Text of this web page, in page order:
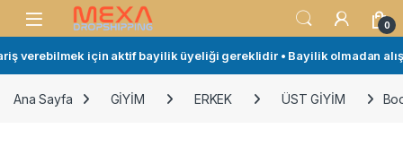
Skip to navigation
Skip to content
Open 0
için aktif bayilik üyeliği gereklidir • Bayilik olmadan
Ana Sayfa GİYİM ERKEK ÜST GİYİM